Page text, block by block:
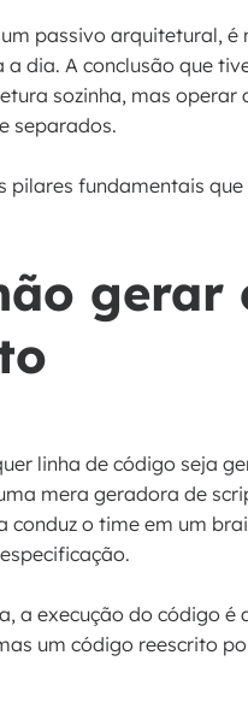
passivo arquitetural, é
dia. A conclusão que
sozinha, mas operar
separados.
fundamentais
gerar
linha de código seja
mera geradora de
conduz o time em um
a execução do código é
um código reescrito